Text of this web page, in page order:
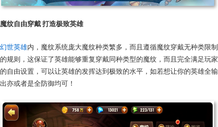
魔纹自由穿戴 打造极致英雄
幻世英雄内，魔纹系统庞大魔纹种类繁多，而且遵循魔纹穿戴无种类限制
的规则，这保证了英雄能够重复穿戴同种类型的魔纹，而且完全满足玩家
的自由设置，可以让英雄的发挥达到极致的水平，如若想让你的英雄全输
出亦或者是全防御均可！